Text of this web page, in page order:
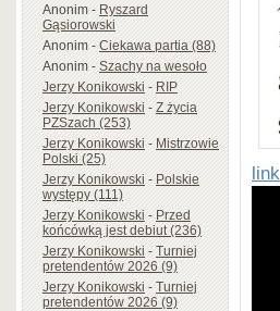
Anonim-Ryszard
Gąsiorowski
Anonim-Ciekawa partia (88)
Anonim-Szachy na wesoło
Jerzy Konikowski-RIP
Jerzy Konikowski-Z życia
PZSzach (253)
Jerzy Konikowski-Mistrzowie
Polski (25)
Jerzy Konikowski-Polskie
występy (111)
Jerzy Konikowski-Przed
końcówką jest debiut (236)
Jerzy Konikowski-Turniej
pretendentów 2026 (9)
Jerzy Konikowski-Turniej
pretendentów 2026 (9)
link